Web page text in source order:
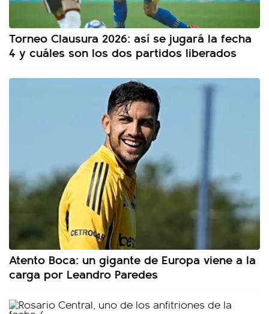
Torneo Clausura 2026: así se jugará la fecha
4 y cuáles son los dos partidos liberados
Atento Boca: un gigante de Europa viene a la
carga por Leandro Paredes